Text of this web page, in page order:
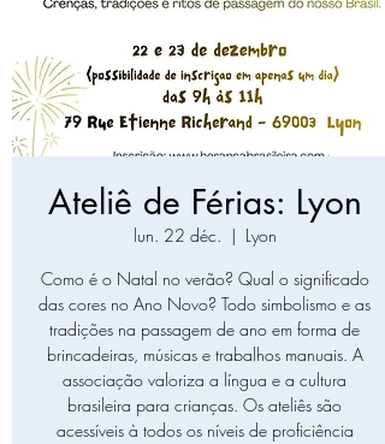
Ateliê de Férias: Lyon
lun. 22 déc.
  |
Lyon
Como é o Natal no verão? Qual o significado
das cores no Ano Novo? Todo simbolismo e as
tradições na passagem de ano em forma de
brincadeiras, músicas e trabalhos manuais. A
associação valoriza a língua e a cultura
brasileira para crianças. Os ateliês são
acessíveis à todos os níveis de proficiência